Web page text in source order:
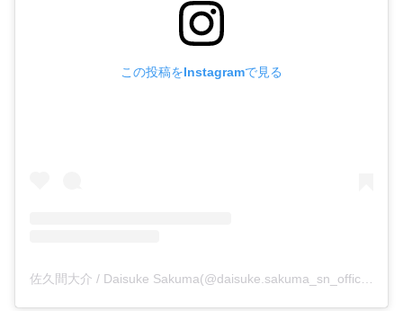
この投稿をInstagramで見る